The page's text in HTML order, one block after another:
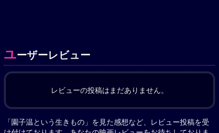
ユーザーレビュー
レビューの投稿はまだありません。
「園子温という生きもの」を見た感想など、レビュー投稿を受